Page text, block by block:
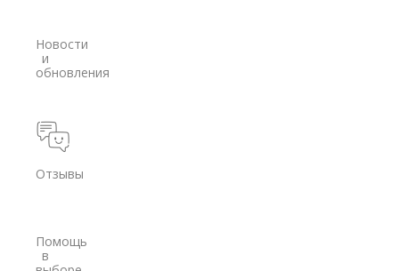
PrinCe
Trimble
EFIX
Сталкер
Новости
и
обновления
Отзывы
Помощь
в